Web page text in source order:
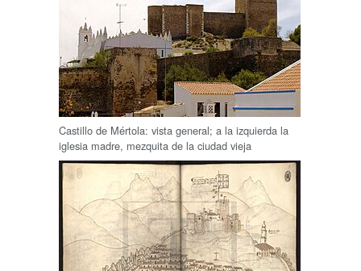
Castillo de Mértola: vista general; a la izquierda la
iglesia madre, mezquita de la ciudad vieja